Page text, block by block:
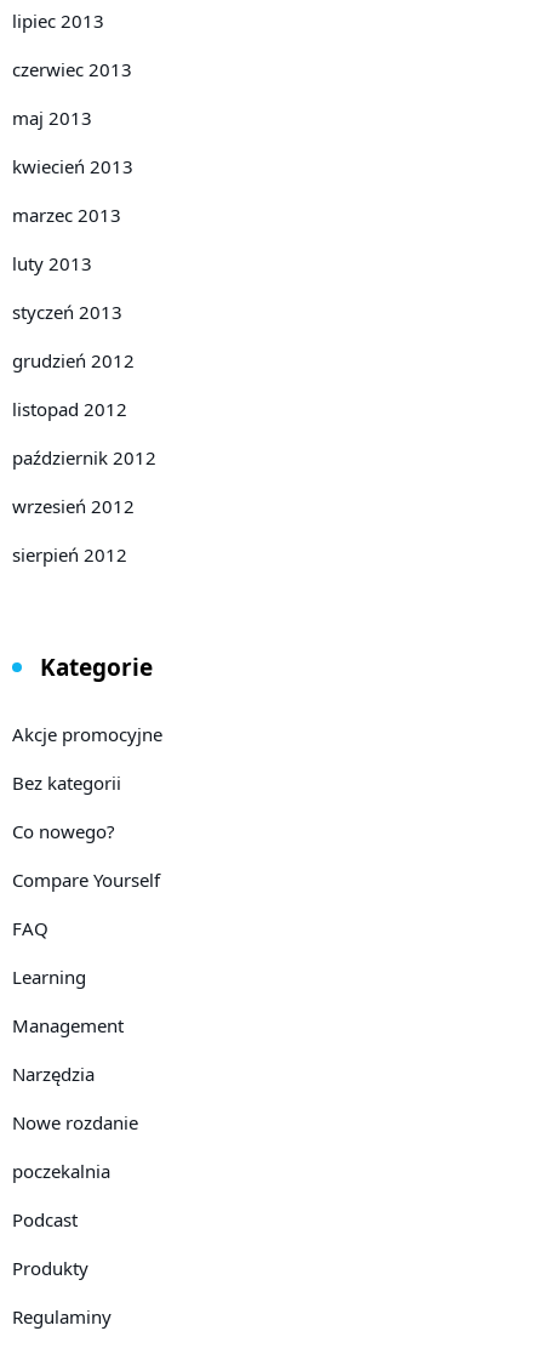
lipiec 2013
czerwiec 2013
maj 2013
kwiecień 2013
marzec 2013
luty 2013
styczeń 2013
grudzień 2012
listopad 2012
październik 2012
wrzesień 2012
sierpień 2012
Kategorie
Akcje promocyjne
Bez kategorii
Co nowego?
Compare Yourself
FAQ
Learning
Management
Narzędzia
Nowe rozdanie
poczekalnia
Podcast
Produkty
Regulaminy